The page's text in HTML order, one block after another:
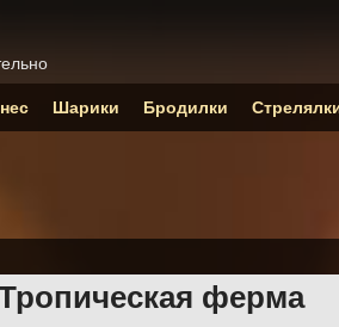
ферма
Шарики Бродилки